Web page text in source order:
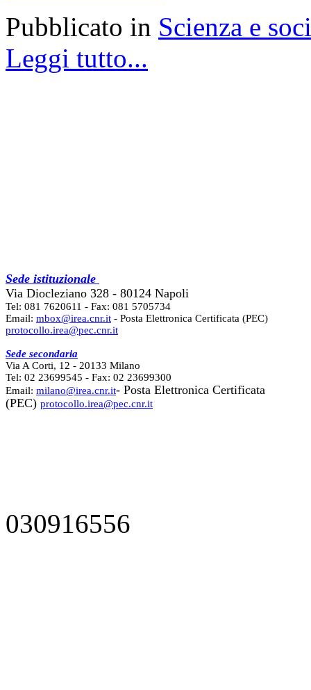
Pubblicato in Scienza e
Leggi tutto...
Sede istituzionale
Via Diocleziano 328 - 80124 Napoli
Tel: 081 7620611 - Fax: 081 5705734
Email: mbox@irea.cnr.it - Posta Elettronica Certificata (PEC)
protocollo.irea@pec.cnr.it
Sede secondaria
Via A Corti, 12 - 20133 Milano
Tel: 02 23699545 - Fax: 02 23699300
Email: milano@irea.cnr.it- Posta Elettronica Certificata
(PEC) protocollo.irea@pec.cnr.it
030916556